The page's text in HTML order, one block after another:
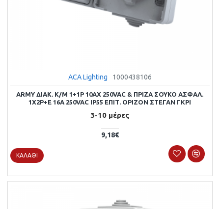
ACA Lighting 1000438106
ARMY ΔΙΑΚ. Κ/Μ 1+1P 10AX 250VAC & ΠΡΙΖΑ ΣΟΥΚΟ ΑΣΦΑΛ.
1X2P+E 16A 250VAC IP55 ΕΠΙΤ. ΟΡΙΖΟΝ ΣΤΕΓΑΝ ΓΚΡΙ
3-10 μέρες
9,18€
ΚΑΛΆΘΙ